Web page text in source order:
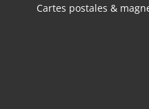
Cartes postales &